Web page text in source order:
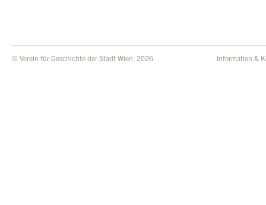
© Verein für Geschichte der Stadt Wien, 2026 Information &